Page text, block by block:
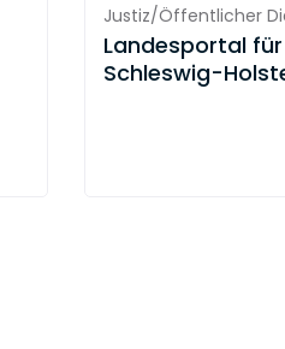
Justiz/Öffentlicher
Landesportal für
Schleswig-